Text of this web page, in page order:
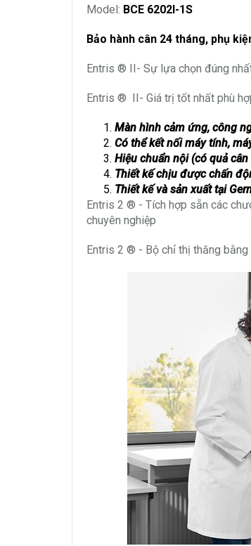
Model: BCE 6202I-1S
Bảo hành cân 24 tháng, phụ
Entris ® II- Sự lựa chọn đúng
Entris ® II- Giá trị tốt nhất phù
Màn hình cảm ứng, công
Có thể kết nối máy tính,
Hiệu chuẩn nội (có quả
Thiết kế chịu được chấn
Thiết kế và sản xuất tại
Entris 2 ® - Tích hợp sẵn các
chuyên nghiệp
Entris 2 ® - Bộ chỉ thị thăng